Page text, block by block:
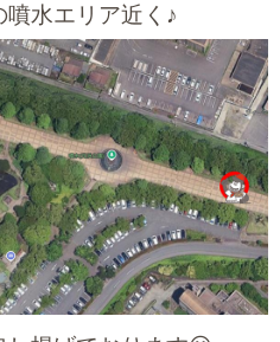
水エリア近く♪